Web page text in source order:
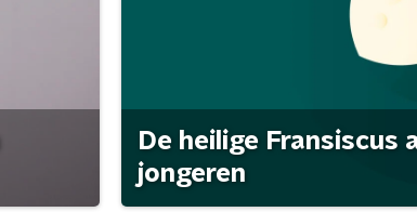
De heilige Fransiscus
jongeren